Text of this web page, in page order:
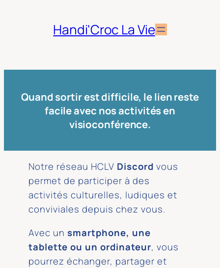
Handi'Croc La Vie
Quand sortir est difficile, le lien reste
facile avec nos activités en
visioconférence.
Notre réseau HCLV Discord vous
permet de participer à des
activités culturelles, ludiques et
conviviales depuis chez vous.
Avec un smartphone, une
tablette ou un ordinateur, vous
pourrez échanger, partager et